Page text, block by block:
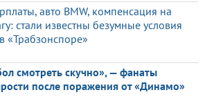
авто BMW, компенсация на
стали известны безумные условия
«Трабзонспоре»
смотреть скучно», — фанаты
после поражения от «Динамо»